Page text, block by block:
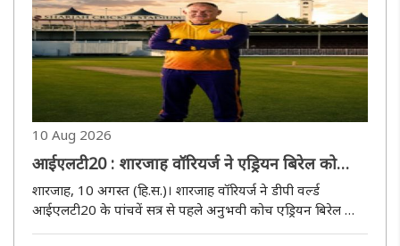
10 Aug 2026
आईएलटी20 : शारजाह वॉरियर्ज ने एड्रियन बिरेल को
बनाया मुख्य कोच
शारजाह, 10 अगस्त (हि.स.)। शारजाह वॉरियर्ज ने डीपी वर्ल्ड
आईएलटी20 के पांचवें सत्र से पहले अनुभवी कोच एड्रियन बिरेल को